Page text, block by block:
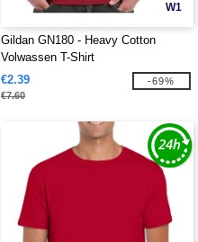
W1
Gildan GN180 - Heavy Cotton
Volwassen T-Shirt
€2.39
€7.60
-69%